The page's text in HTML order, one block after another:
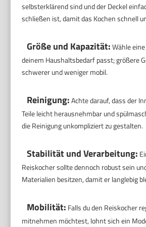
selbsterklärend sind und der Deckel
schließen ist, damit das Kochen schnell
Größe und Kapazität:Wähle
deinem Haushaltsbedarf passt; größere
schwerer und weniger mobil.
Reinigung:Achte darauf, dass der
Teile leicht herausnehmbar und
die Reinigung unkompliziert zu gestalten.
Stabilität und Verarbeitung:
Reiskocher sollte dennoch robust sein
Materialien besitzen, damit er langlebig
Mobilität: Falls du den Reiskocher
mitnehmen möchtest, lohnt sich ein